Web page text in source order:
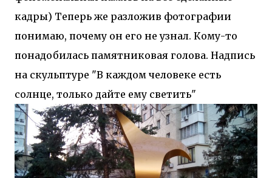
кадры) Теперь же разложив фотографии
понимаю, почему он его не узнал. Кому-то
понадобилась памятниковая голова. Надпись
на скульптуре "В каждом человеке есть
солнце, только дайте ему светить"